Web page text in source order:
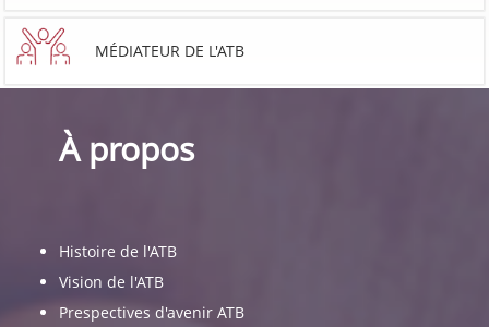
MÉDIATEUR DE L'ATB
À propos
Histoire de l'ATB
Vision de l'ATB
Prespectives d'avenir ATB